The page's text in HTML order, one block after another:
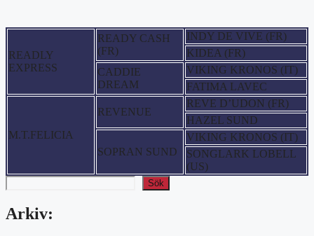
READLY
EXPRESS
READY CASH
(FR)
INDY DE VIVE (FR)
KIDEA (FR)
CADDIE
DREAM
VIKING KRONOS (IT)
FATIMA LAVEC
M.T.FELICIA
REVENUE
REVE D’UDON (FR)
HAZEL SUND
SOPRAN SUND
VIKING KRONOS (IT)
SONGLARK LOBELL
(US)
Sök
Arkiv: